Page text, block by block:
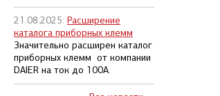
21.08.2025: Расширение
каталога приборных клемм
Значительно расширен каталог
приборных клемм от компании
DAIER на ток до 100А.